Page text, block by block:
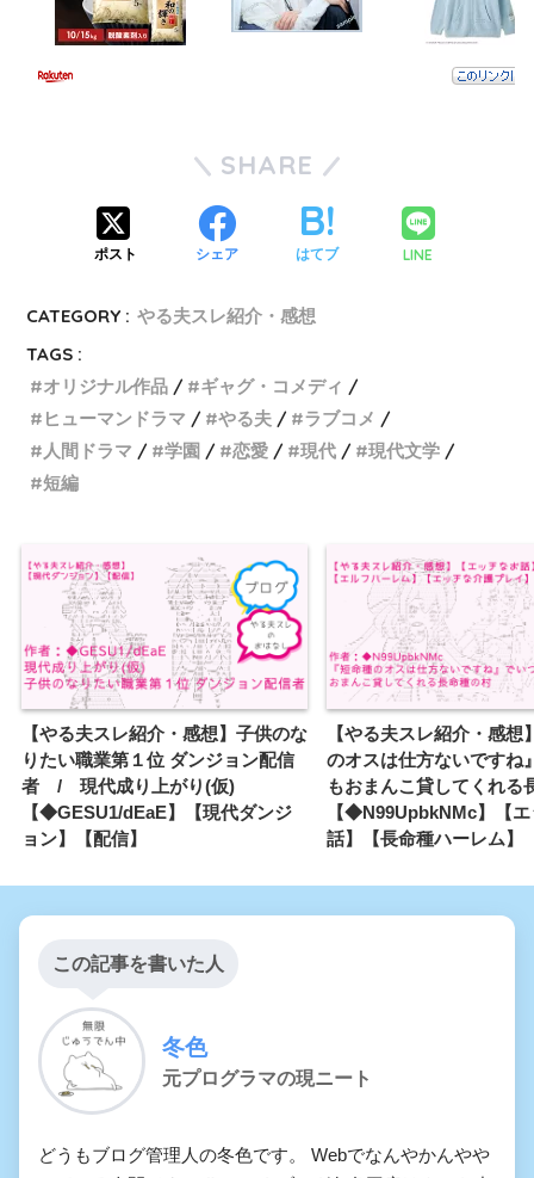
続きのないチラシの裏
☆凜男友達シリーズ二次創作
☆凜冒険者シリーズ二次創作
SHARE
ポスト シェア はてブ LINE
CATEGORY : やる夫スレ紹介・感想
TAGS :
オリジナル作品
ギャグ・コメディ
ヒューマンドラマ
やる夫
ラブコメ
人間ドラマ
学園 恋愛 現代
現代文学
短編
【やる夫スレ紹介・感想】子供のな
りたい職業第１位 ダンジョン配信
者 / 現代成り上がり(仮)
【◆GESU1/dEaE】【現代ダンジ
ョン】【配信】
【やる夫スレ紹介・感想
のオスは仕方ないですね
もおまんこ貸してくれる
【◆N99UpbkNMc】【
話】【長命種ハーレム】
この記事を書いた人
冬色
元プログラマの現ニート
どうもブログ管理人の冬色です。 Webでなんやかんやや